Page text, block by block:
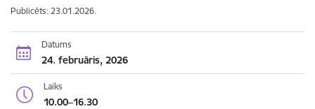
Publicēts: 23.01.2026.
Datums
24. februāris, 2026
Laiks
10.00–16.30